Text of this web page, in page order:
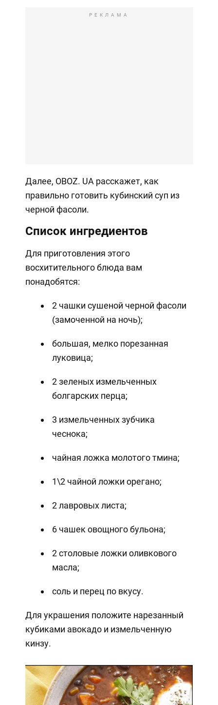
РЕКЛАМА
Далее, OBOZ. UA расскажет, как
правильно готовить кубинский суп из
черной фасоли.
Список ингредиентов
Для приготовления этого
восхитительного блюда вам
понадобятся:
2 чашки сушеной черной фасоли
(замоченной на ночь);
большая, мелко порезанная
луковица;
2 зеленых измельченных
болгарских перца;
3 измельченных зубчика
чеснока;
чайная ложка молотого тмина;
1\2 чайной ложки орегано;
2 лавровых листа;
6 чашек овощного бульона;
2 столовые ложки оливкового
масла;
соль и перец по вкусу.
Для украшения положите нарезанный
кубиками авокадо и измельченную
кинзу.